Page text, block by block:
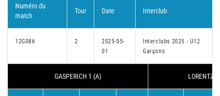
Numéro du
match
Tour Date Interclub
12G086 2
2025-05-
01
Interclubs 2025 - U12
Garçons
GASPERICH 1 (A)